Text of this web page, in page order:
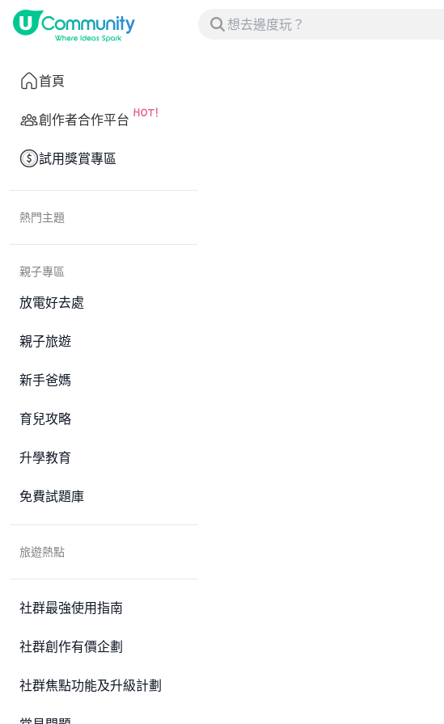
首頁
創作者合作平台
試用獎賞專區
熱門主題
親子專區
放電好去處
親子旅遊
新手爸媽
育兒攻略
升學教育
免費試題庫
旅遊熱點
社群最強使用指南
社群創作有價企劃
社群焦點功能及升級計劃